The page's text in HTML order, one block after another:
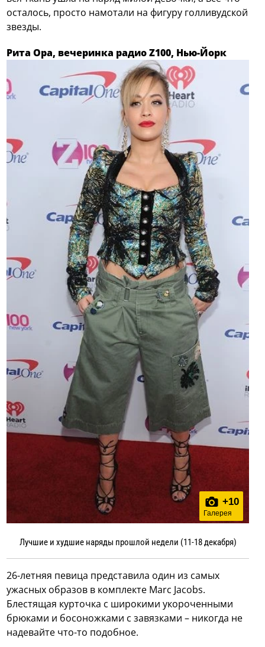
осталось, просто намотали на фигуру голливудской
звезды.
Рита Ора, вечеринка радио Z100, Нью-Йорк
+10
Галерея
Лучшие и худшие наряды прошлой недели (11-18 декабря)
26-летняя певица представила один из самых
ужасных образов в комплекте Marc Jacobs.
Блестящая курточка с широкими укороченными
брюками и босоножками с завязками – никогда не
надевайте что-то подобное.